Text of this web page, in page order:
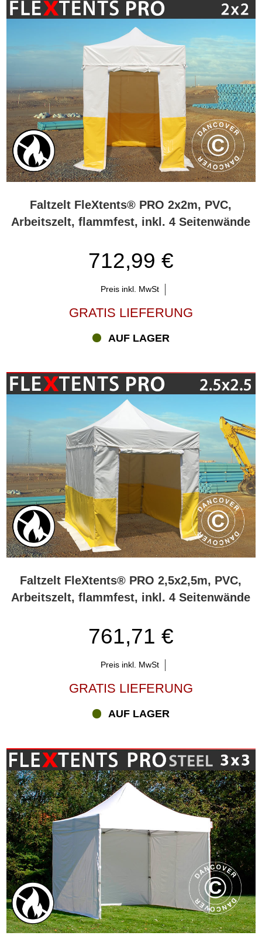
Faltzelt FleXtents® PRO 2x2m, PVC,
Arbeitszelt, flammfest, inkl. 4 Seitenwände
712,99 €
Preis inkl. MwSt
GRATIS LIEFERUNG
AUF LAGER
Faltzelt FleXtents® PRO 2,5x2,5m, PVC,
Arbeitszelt, flammfest, inkl. 4 Seitenwände
761,71 €
Preis inkl. MwSt
GRATIS LIEFERUNG
AUF LAGER